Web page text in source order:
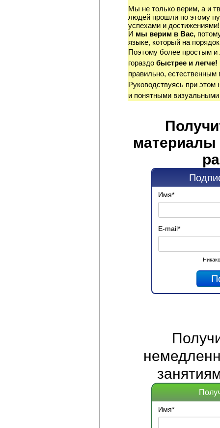
Мы не только верим, а и
людей прошли по этому
успехами и достижениями!
И мы верим в Вас,
языке, который на
Поэтому более простым
гораздо быстрее и легче!
правильно, естественным
Руководствуясь при
и понятными
материалы
Имя*
E-mail*
Имя*